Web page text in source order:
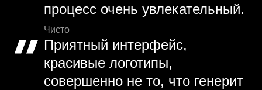
процесс очень увлекательный.
Чисто
Приятный интерфейс,
красивые логотипы,
совершенно не то, что генерит